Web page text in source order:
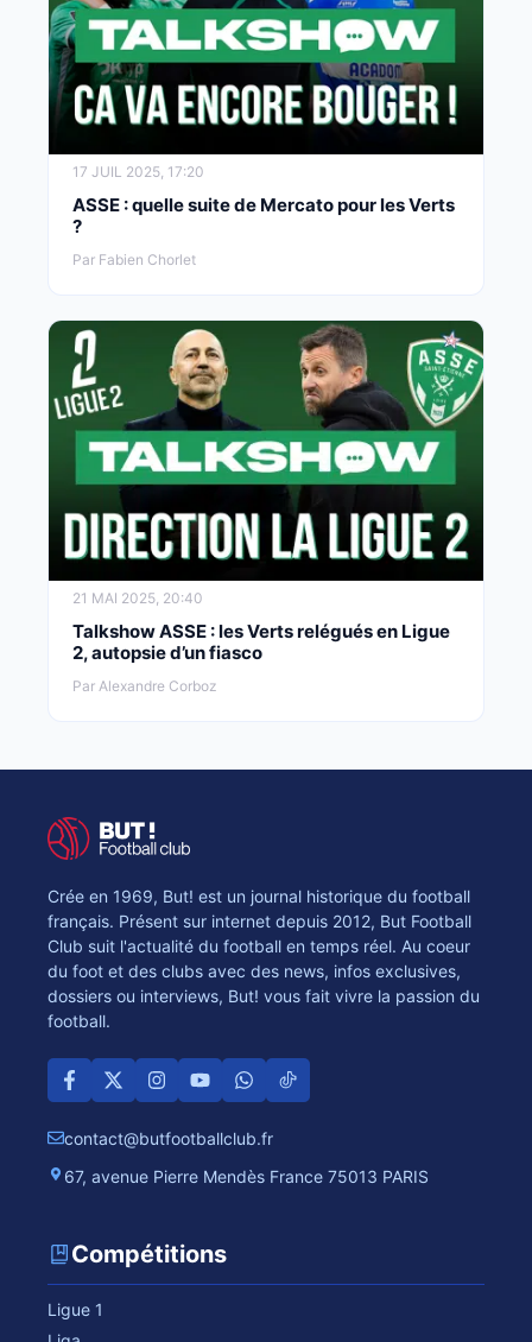
17 JUIL 2025, 17:20
ASSE : quelle suite de Mercato pour les Verts
?
Par Fabien Chorlet
21 MAI 2025, 20:40
Talkshow ASSE : les Verts relégués en Ligue
2, autopsie d’un fiasco
Par Alexandre Corboz
Crée en 1969, But! est un journal historique du football
français. Présent sur internet depuis 2012, But Football
Club suit l'actualité du football en temps réel. Au coeur
du foot et des clubs avec des news, infos exclusives,
dossiers ou interviews, But! vous fait vivre la passion du
football.
contact@butfootballclub.fr
67, avenue Pierre Mendès France 75013 PARIS
Compétitions
Ligue 1